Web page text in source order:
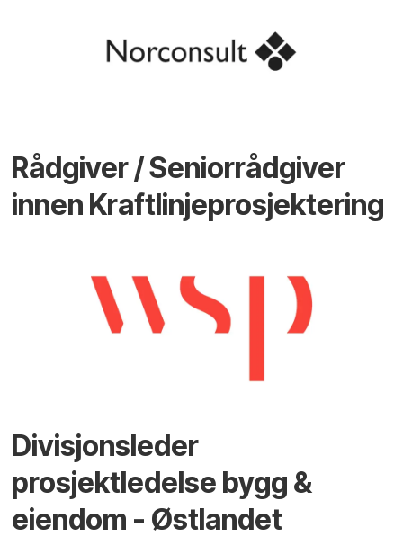
Rådgiver / Seniorrådgiver
innen Kraftlinjeprosjektering
Divisjonsleder
prosjektledelse bygg &
eiendom - Østlandet